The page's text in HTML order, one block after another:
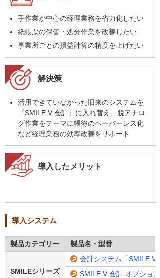
手作業が中心の経理業務を省力化したい
紙帳票の保管・処分作業を改善したい
事業所ごとの損益計算の精度を上げたい
解決策
活用できていなかった旧来のシステムを
『SMILE V 会計』に入れ替え、脱アナロ
グ作業をテーマに帳簿のペーパーレス化
など経理業務の効率改善をサポート
導入したメリット
導入システム
製品カテゴリー 製品名・型番
SMILEシリーズ
会計システム「SMILE V
SMILE V 会計 オプション